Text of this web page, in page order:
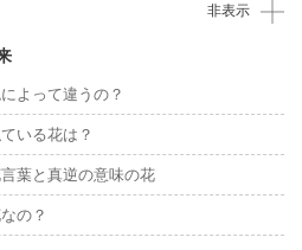
非表示
よって違うの？
いる花は？
葉と真逆の意味の花
の？